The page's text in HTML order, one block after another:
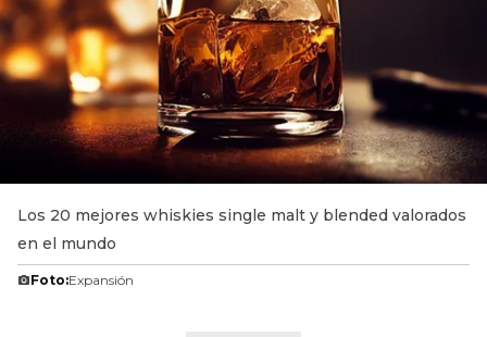
Los 20 mejores whiskies single malt y blended valorados
en el mundo
Foto:Expansión